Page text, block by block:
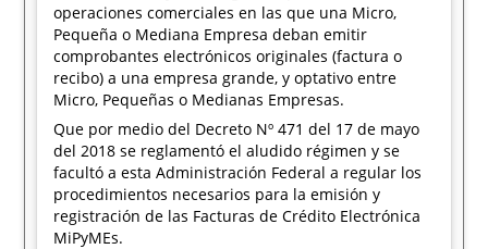
operaciones comerciales en las que una Micro,
Pequeña o Mediana Empresa deban emitir
comprobantes electrónicos originales (factura o
recibo) a una empresa grande, y optativo entre
Micro, Pequeñas o Medianas Empresas.
Que por medio del Decreto Nº 471 del 17 de mayo
del 2018 se reglamentó el aludido régimen y se
facultó a esta Administración Federal a regular los
procedimientos necesarios para la emisión y
registración de las Facturas de Crédito Electrónica
MiPyMEs.